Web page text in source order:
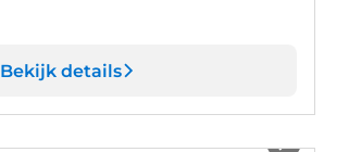
Bekijk details